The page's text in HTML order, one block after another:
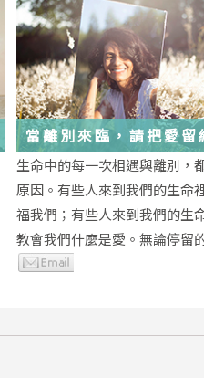
當離別來臨，請把愛留
生命中的每一次相遇與離別，
原因。有些人來到我們的生命
福我們；有些人來到我們的生
教會我們什麼是愛。無論停留